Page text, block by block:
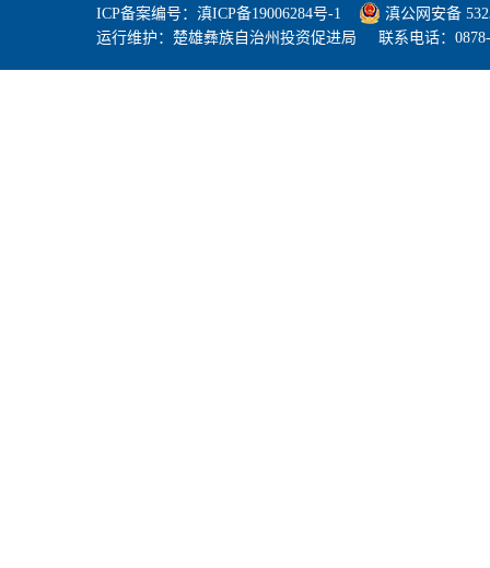
ICP备案编号： 滇ICP备19006284号-1
滇公网安备
运行维护：楚雄彝族自治州投资促进局 联系电话：